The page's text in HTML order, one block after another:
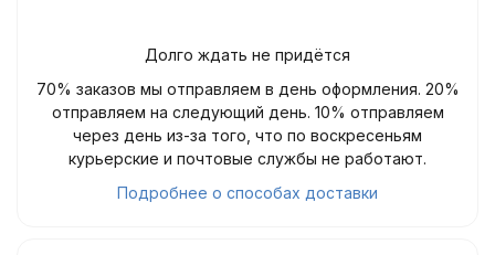
Долго ждать не придётся
70% заказов мы отправляем в день оформления. 20%
отправляем на следующий день. 10% отправляем
через день из-за того, что по воскресеньям
курьерские и почтовые службы не работают.
Подробнее о способах доставки